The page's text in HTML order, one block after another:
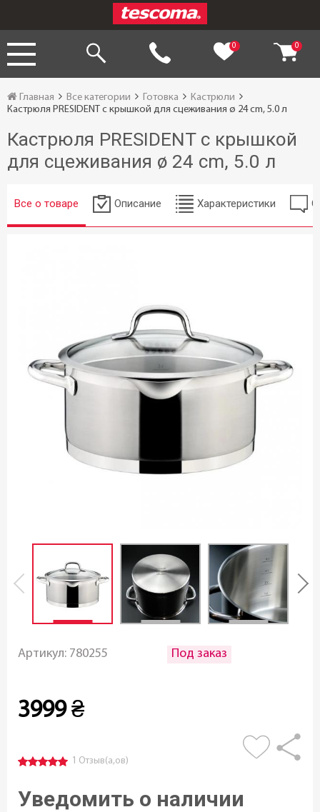
0 0
Главная Все категории Готовка
Кастрюли
Кастрюля PRESIDENT с крышкой для сцеживания ø 24 cm, 5.0 л
Кастрюля PRESIDENT с крышкой
для сцеживания ø 24 cm, 5.0 л
Все о товаре Описание Характеристики
Артикул: 780255 Под заказ
3999 ₴
1 Отзыв(а,ов)
Уведомить о наличии